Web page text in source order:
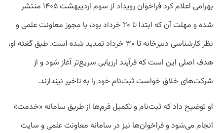
بهرامی اعلام کرد فراخوان رویداد از سوم اردیبهشت ۱۴۰۵ منتشر
شده و مهلت آن که ابتدا تا ۲۰ خرداد بود، با مجوز معاونت علمی و
نظر کارشناسی دبیرخانه تا ۳۰ خرداد تمدید شده است. طبق گغته او،
هدف اصلی این است که فرآیند ارزیابی سریع‌تر آغاز شود و از
شرکت‌های خلاق خواست ثبت‌نام خود را به تاخیر نیندازند.
او توضیح داد که ثبت‌نام و تکمیل فرم‌ها از طریق سامانه «خدمت»
انجام می‌شود و فراخوان‌ها نیز در سامانه معاونت علمی و سایت